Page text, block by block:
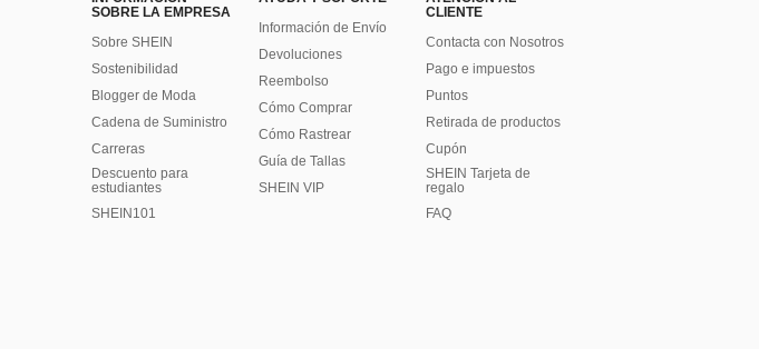
SOBRE LA EMPRESA
Sobre SHEIN
Sostenibilidad
Blogger de Moda
Cadena de Suministro
Carreras
Descuento para
estudiantes
SHEIN101
Información de Envío
Devoluciones
Reembolso
Cómo Comprar
Cómo Rastrear
Guía de Tallas
SHEIN VIP
CLIENTE
Contacta con Nosotros
Pago e impuestos
Puntos
Retirada de productos
Cupón
SHEIN Tarjeta de
regalo
FAQ